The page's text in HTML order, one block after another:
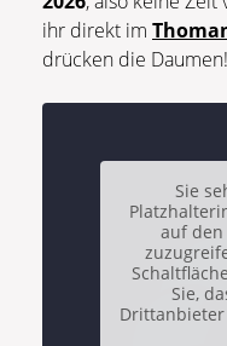
ihr direkt im
drücken die Daumen!
Sie
auf
Sie,